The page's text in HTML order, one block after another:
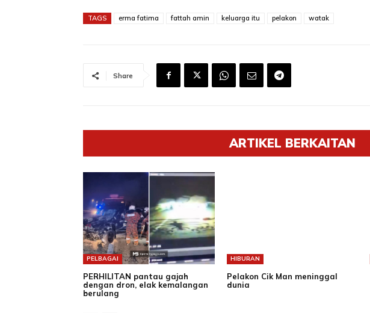
TAGS erma fatima fattah amin keluarga itu pelakon watak
Share
ARTIKEL BERKAITAN
PELBAGAI
PERHILITAN pantau gajah
dengan dron, elak kemalangan
berulang
HIBURAN
Pelakon Cik Man meninggal
dunia